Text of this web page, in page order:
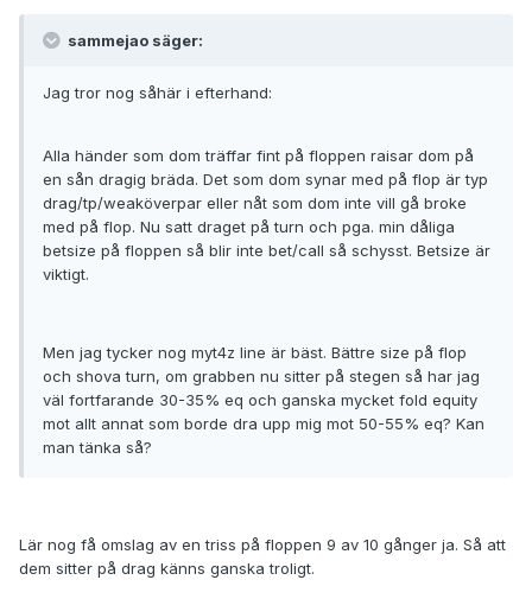
sammejao säger:
Jag tror nog såhär i efterhand:
Alla händer som dom träffar fint på floppen raisar dom på
en sån dragig bräda. Det som dom synar med på flop är typ
drag/tp/weaköverpar eller nåt som dom inte vill gå broke
med på flop. Nu satt draget på turn och pga. min dåliga
betsize på floppen så blir inte bet/call så schysst. Betsize är
viktigt.
Men jag tycker nog myt4z line är bäst. Bättre size på flop
och shova turn, om grabben nu sitter på stegen så har jag
väl fortfarande 30-35% eq och ganska mycket fold equity
mot allt annat som borde dra upp mig mot 50-55% eq? Kan
man tänka så?
Lär nog få omslag av en triss på floppen 9 av 10 gånger ja. Så att
dem sitter på drag känns ganska troligt.